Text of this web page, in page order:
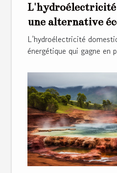
L'hydroélectricité
une alternative
L’hydroélectricité
énergétique qui gagne en